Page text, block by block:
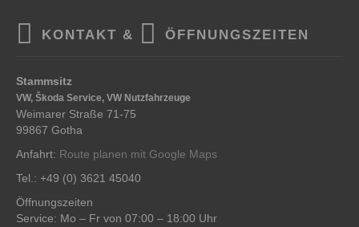
KONTAKT & ÖFFNUNGSZEITEN
Stammsitz
VW, Škoda Service, VW Nutzfahrzeuge
Weimarer Straße 71-75
99867 Gotha
Anfahrt: Route planen mit Google Maps
Tel.: +49 (0) 3621 45040
Öffnungszeiten
Service: Mo – Fr von 07:00 – 18:00 Uhr